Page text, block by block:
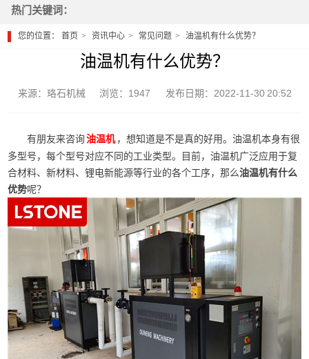
热门关键词：
您的位置：首页 资讯中心 常见问题 油温机有什么优势？
油温机有什么优势？
来源：珞石机械 浏览：1947 发布日期：2022-11-30 20:52
有朋友来咨询油温机 ，想知道是不是真的好用。油温机本身有很
多型号，每个型号对应不同的工业类型。目前，油温机广泛应用于复
合材料、新材料、锂电新能源等行业的各个工序，那么油温机有什么
优势呢？